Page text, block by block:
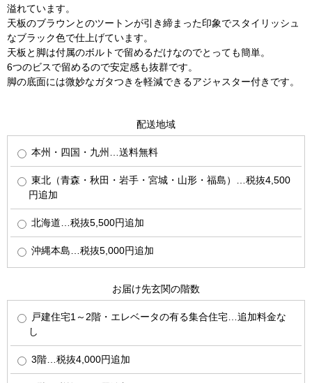
溢れています。
天板のブラウンとのツートンが引き締まった印象でスタイリッシュ
なブラック色で仕上げています。
天板と脚は付属のボルトで留めるだけなのでとっても簡単。
6つのビスで留めるので安定感も抜群です。
脚の底面には微妙なガタつきを軽減できるアジャスター付きです。
配送地域
本州・四国・九州…送料無料
東北（青森・秋田・岩手・宮城・山形・福島）…税抜4,500
円追加
北海道…税抜5,500円追加
沖縄本島…税抜5,000円追加
お届け先玄関の階数
戸建住宅1～2階・エレベータの有る集合住宅…追加料金な
し
3階…税抜4,000円追加